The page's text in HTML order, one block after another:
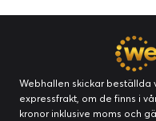
Webhallen skickar beställda
expressfrakt, om de finns i
kronor inklusive moms och